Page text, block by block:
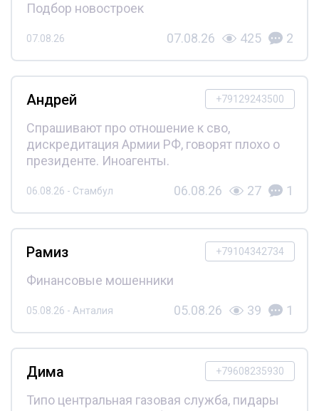
Подбор новостроек
07.08.26 07.08.26 425 2
+79129243500
Андрей
Спрашивают про отношение к сво,
дискредитация Армии РФ, говорят плохо о
президенте. Иноагенты.
06.08.26 - Стамбул 06.08.26 27 1
+79104342734
Рамиз
Финансовые мошенники
05.08.26 - Анталия 05.08.26 39 1
+79608235930
Дима
Типо центральная газовая служба, пидары